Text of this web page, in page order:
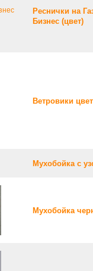
Реснички на
Бизнес (цвет)
Ветровики цвет
Мухобойка с
Мухобойка